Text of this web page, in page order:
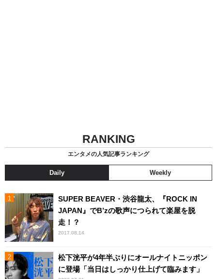
RANKING
エンタメの人気記事ランキング
Daily Weekly
SUPER BEAVER・渋谷龍太、『ROCK IN
JAPAN』でB’zの歌声につられて楽屋を脱
走！？
2017.08.14
松下洸平が4年半ぶりにオールナイトニッポン
に登場「当日はしっかり仕上げて臨みます」